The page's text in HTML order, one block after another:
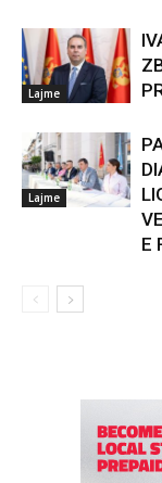
Lajme
Lajme
E